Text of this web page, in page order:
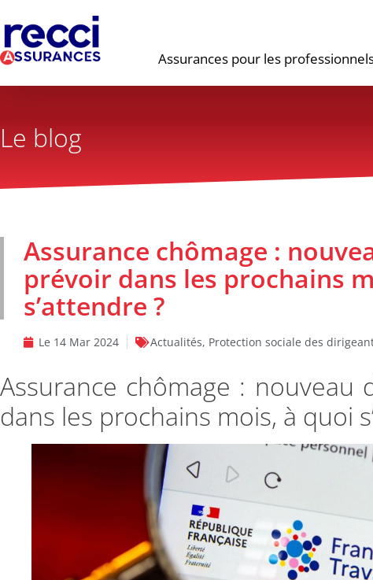
Assurances pour les
Le blog
Assurance chômage :
prévoir dans les prochains
s’attendre ?
Le 14 Mar 2024 Actualités, Protection sociale des
Assurance chômage : nouveau
dans les prochains mois, à quoi